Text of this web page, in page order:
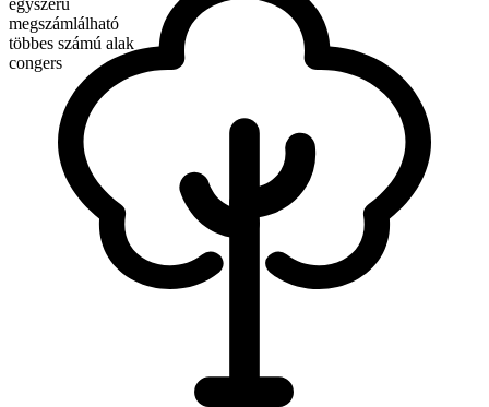
egyszerű
megszámlálható
többes számú alak
congers